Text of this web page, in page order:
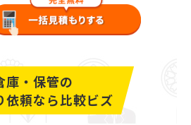
庫・保管の
依頼なら比較ビズ